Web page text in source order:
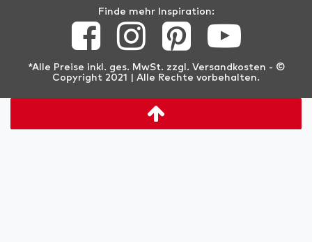
Finde mehr Inspiration:
*Alle Preise inkl. ges. MwSt. zzgl. Versandkosten - ©
Copyright 2021 | Alle Rechte vorbehalten.